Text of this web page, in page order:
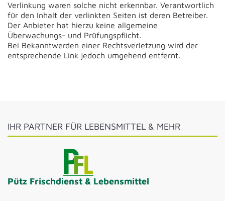
Verlinkung waren solche nicht erkennbar. Verantwortlich
für den Inhalt der verlinkten Seiten ist deren Betreiber.
Der Anbieter hat hierzu keine allgemeine
Überwachungs- und Prüfungspflicht.
Bei Bekanntwerden einer Rechtsverletzung wird der
entsprechende Link jedoch umgehend entfernt.
IHR PARTNER FÜR LEBENSMITTEL & MEHR
Pütz Frischdienst & Lebensmittel